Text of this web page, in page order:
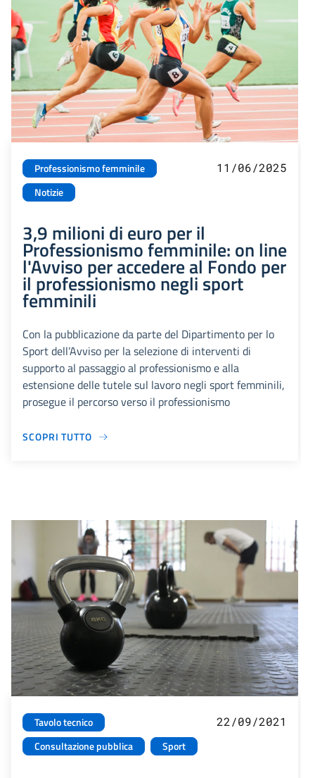
Professionismo femminile
Notizie
11/06/2025
3,9 milioni di euro per il
Professionismo femminile: on line
l'Avviso per accedere al Fondo per
il professionismo negli sport
femminili
Con la pubblicazione da parte del Dipartimento per lo
Sport dell’Avviso per la selezione di interventi di
supporto al passaggio al professionismo e alla
estensione delle tutele sul lavoro negli sport femminili,
prosegue il percorso verso il professionismo
SCOPRI TUTTO
Tavolo tecnico
Consultazione pubblica
Sport
22/09/2021